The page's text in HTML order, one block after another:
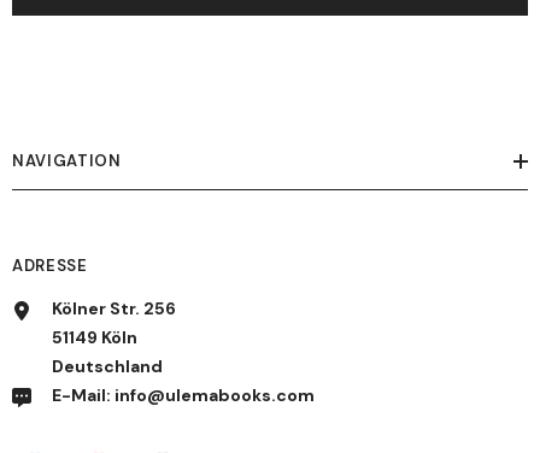
NAVIGATION
ADRESSE
Kölner Str. 256
51149 Köln
Deutschland
E-Mail: info@ulemabooks.com